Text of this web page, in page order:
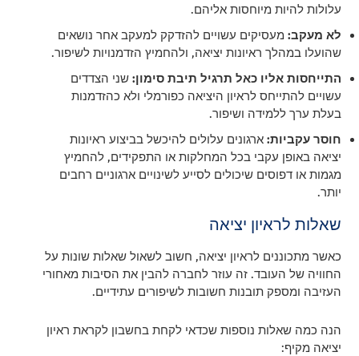
עלולות להיות מיוחסות אליהם.
לא מעקב: מעסיקים עשויים להזדקק למעקב אחר נושאים
שהועלו במהלך ראיונות יציאה, ולהחמיץ הזדמנויות לשיפור.
התייחסות אליו כאל תרגיל תיבת סימון: שני הצדדים
עשויים להתייחס לראיון היציאה כפורמלי ולא כהזדמנות
בעלת ערך ללמידה ושיפור.
חוסר עקביות: ארגונים עלולים להיכשל בביצוע ראיונות
יציאה באופן עקבי בכל המחלקות או התפקידים, להחמיץ
מגמות או דפוסים שיכולים לסייע לשינויים ארגוניים רחבים
יותר.
שאלות לראיון יציאה
כאשר מתכוננים לראיון יציאה, חשוב לשאול שאלות שונות על
החוויה של העובד. זה עוזר לחברה להבין את הסיבות מאחורי
העזיבה ומספק תובנות חשובות לשיפורים עתידיים.
הנה כמה שאלות נוספות שכדאי לקחת בחשבון לקראת ראיון
יציאה מקיף: